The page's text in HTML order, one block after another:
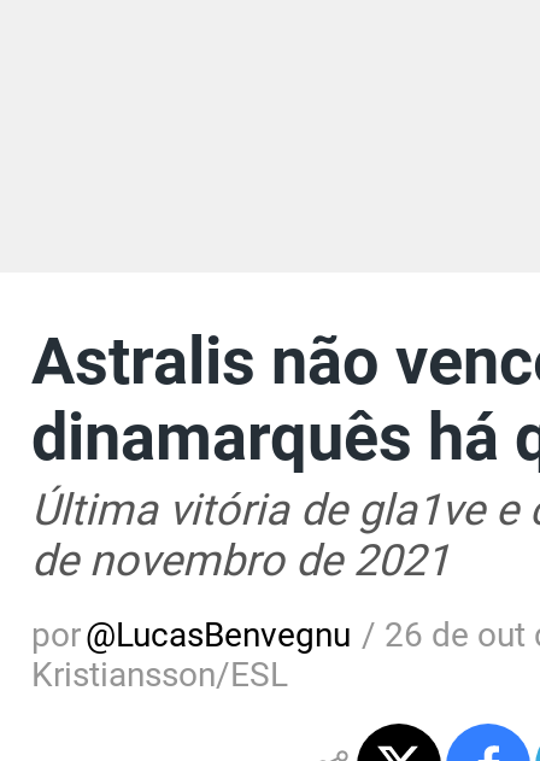
Astralis não
dinamarquês há
Última vitória de gla1ve
de novembro de 2021
por@LucasBenvegnu / 26 de out
Kristiansson/ESL